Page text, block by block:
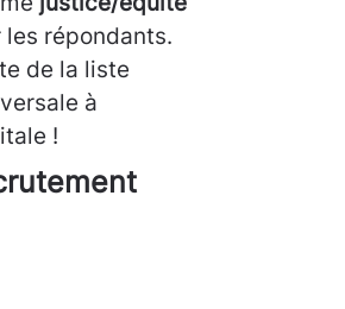
répondants.
de la liste
à
!